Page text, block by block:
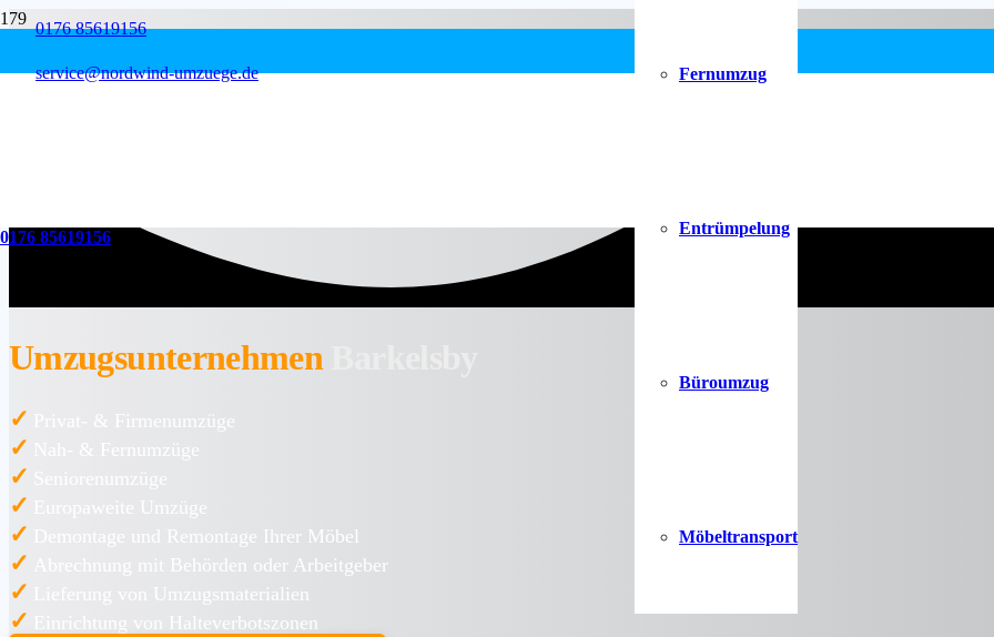
0176 85619156
service@nordwind-umzuege.de Fernumzug
Entrümpelung
Büroumzug
Möbeltransport
0176 85619156
UmzugsunternehmenBarkelsby
✓ Privat- & Firmenumzüge
✓ Nah- & Fernumzüge
✓ Seniorenumzüge
✓ Europaweite Umzüge
✓ Demontage und Remontage Ihrer Möbel
✓ Abrechnung mit Behörden oder Arbeitgeber
✓ Lieferung von Umzugsmaterialien
✓ Einrichtung von Halteverbotszonen